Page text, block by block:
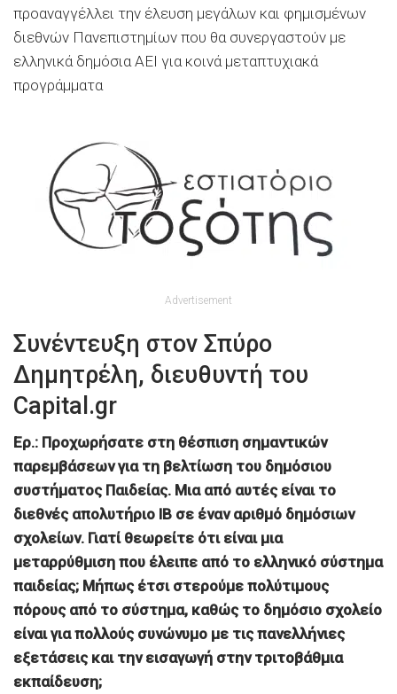
προαναγγέλλει την έλευση μεγάλων και φημισμένων
διεθνών Πανεπιστημίων που θα συνεργαστούν με
ελληνικά δημόσια ΑΕΙ για κοινά μεταπτυχιακά
προγράμματα
Advertisement
Συνέντευξη στον Σπύρο
Δημητρέλη, διευθυντή του
Capital.gr
Ερ.: Προχωρήσατε στη θέσπιση σημαντικών
παρεμβάσεων για τη βελτίωση του δημόσιου
συστήματος Παιδείας. Μια από αυτές είναι το
διεθνές απολυτήριο ΙΒ σε έναν αριθμό δημόσιων
σχολείων. Γιατί θεωρείτε ότι είναι μια
μεταρρύθμιση που έλειπε από το ελληνικό σύστημα
παιδείας; Μήπως έτσι στερούμε πολύτιμους
πόρους από το σύστημα, καθώς το δημόσιο σχολείο
είναι για πολλούς συνώνυμο με τις πανελλήνιες
εξετάσεις και την εισαγωγή στην τριτοβάθμια
εκπαίδευση;